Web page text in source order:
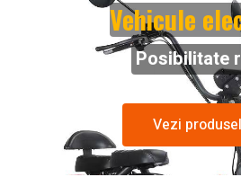
Vehicule
Posibilitate
Vezi